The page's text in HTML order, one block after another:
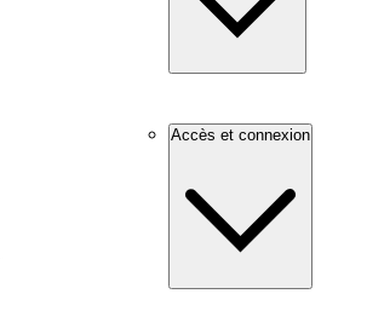
Accès et connexion